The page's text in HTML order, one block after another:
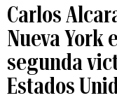
Carlos
Nueva York
segunda
Estados